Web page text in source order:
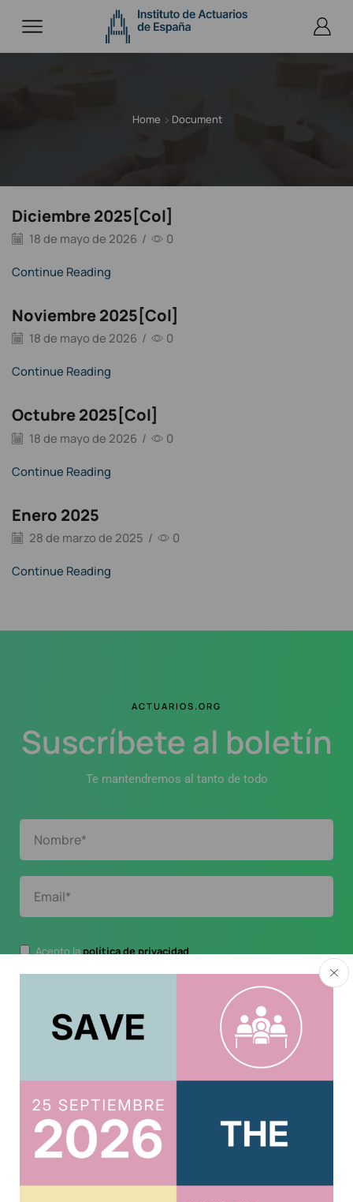
Home Document
Diciembre 2025[Col]
18 de mayo de 2026 / 0
Continue Reading
Noviembre 2025[Col]
18 de mayo de 2026 / 0
Continue Reading
Octubre 2025[Col]
18 de mayo de 2026 / 0
Continue Reading
Enero 2025
28 de marzo de 2025 / 0
Continue Reading
ACTUARIOS.ORG
Suscríbete al boletín
Te mantendremos al tanto de todo
Acepto lapolítica de privacidad.
Usuario